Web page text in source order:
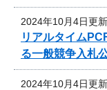
2024年10月4日更新
リアルタイム
る一般競争入札
2024年10月4日更新